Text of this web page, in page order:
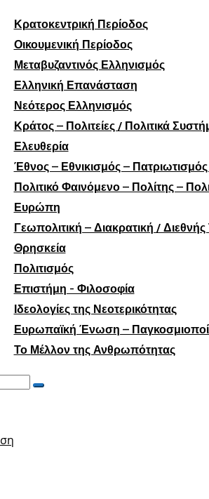
Κρατοκεντρική Περίοδος
Οικουμενική Περίοδος
Μεταβυζαντινός Ελληνισμός
Ελληνική Επανάσταση
Νεότερος Ελληνισμός
Κράτος – Πολιτείες / Πολιτικά
Ελευθερία
Έθνος – Εθνικισμός –
Πολιτικό Φαινόμενο – Πολίτης –
Ευρώπη
Γεωπολιτική – Διακρατική / Διεθνής
Θρησκεία
Πολιτισμός
Επιστήμη - Φιλοσοφία
Ιδεολογίες της Νεοτερικότητας
Ευρωπαϊκή Ένωση –
Το Μέλλον της Ανθρωπότητας